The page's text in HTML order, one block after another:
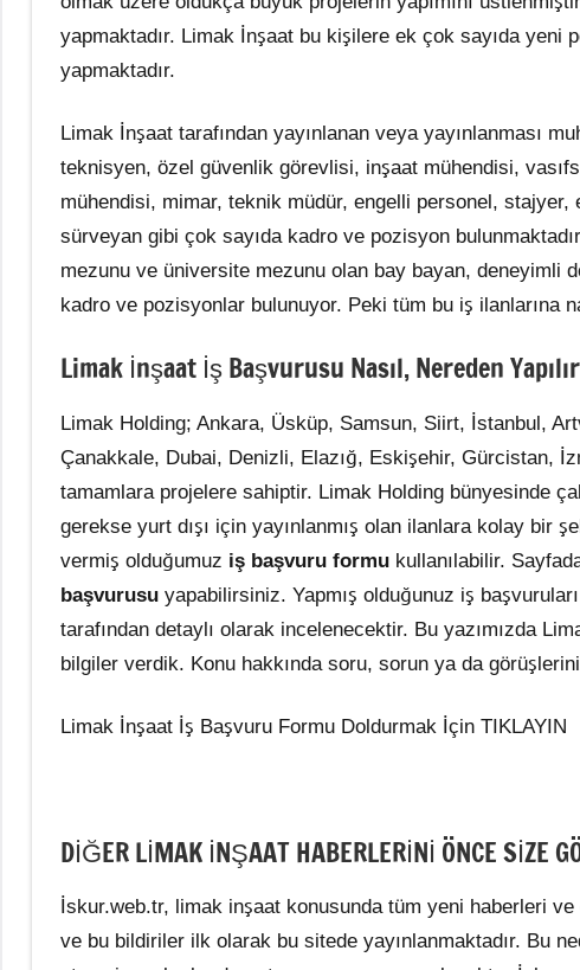
yapmaktadır. Limak İnşaat bu kişilere ek çok sayıda yeni
yapmaktadır.
Limak İnşaat tarafından yayınlanan veya yayınlanması
teknisyen, özel güvenlik görevlisi, inşaat mühendisi,
mühendisi, mimar, teknik müdür, engelli personel,
sürveyan gibi çok sayıda kadro ve pozisyon
mezunu ve üniversite mezunu olan bay bayan, deneyimli
kadro ve pozisyonlar bulunuyor. Peki tüm bu iş ilanlarına
Limak İnşaat İş Başvurusu Nasıl, Nereden
Limak Holding; Ankara, Üsküp, Samsun, Siirt, İstanbul,
Çanakkale, Dubai, Denizli, Elazığ, Eskişehir, Gürcistan,
tamamlara projelere sahiptir. Limak Holding bünyesinde
gerekse yurt dışı için yayınlanmış olan ilanlara kolay bir
vermiş olduğumuz iş başvuru formu kullanılabilir.
başvurusu yapabilirsiniz. Yapmış olduğunuz iş
tarafından detaylı olarak incelenecektir. Bu yazımızda
bilgiler verdik. Konu hakkında soru, sorun ya da
Limak İnşaat İş Başvuru Formu Doldurmak İçin TIKLAYIN
DİĞER LİMAK İNŞAAT HABERLERİNİ ÖNCE SİZE
İskur.web.tr, limak inşaat konusunda tüm yeni haberleri
ve bu bildiriler ilk olarak bu sitede yayınlanmaktadır. Bu